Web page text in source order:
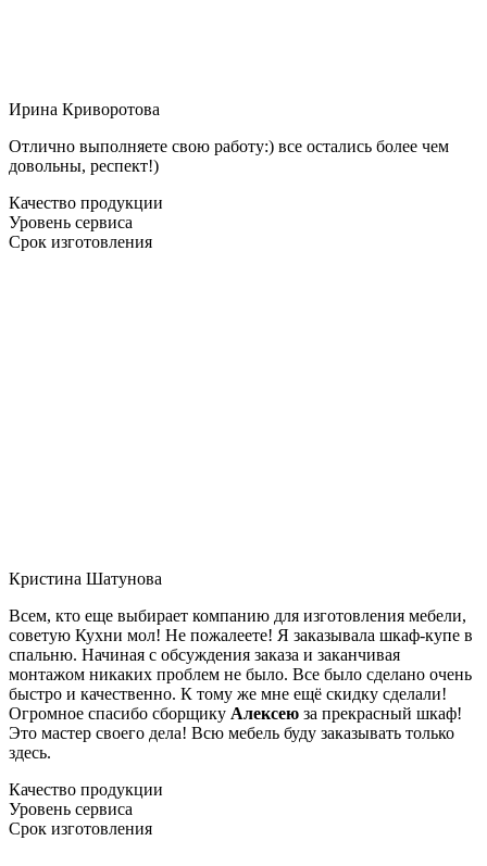
Ирина Криворотова
Отлично выполняете свою работу:) все остались более чем
довольны, респект!)
Качество продукции
Уровень сервиса
Срок изготовления
Кристина Шатунова
Всем, кто еще выбирает компанию для изготовления мебели,
советую Кухни мол! Не пожалеете! Я заказывала шкаф-купе в
спальню. Начиная с обсуждения заказа и заканчивая
монтажом никаких проблем не было. Все было сделано очень
быстро и качественно. К тому же мне ещё скидку сделали!
Огромное спасибо сборщику Алексею за прекрасный шкаф!
Это мастер своего дела! Всю мебель буду заказывать только
здесь.
Качество продукции
Уровень сервиса
Срок изготовления